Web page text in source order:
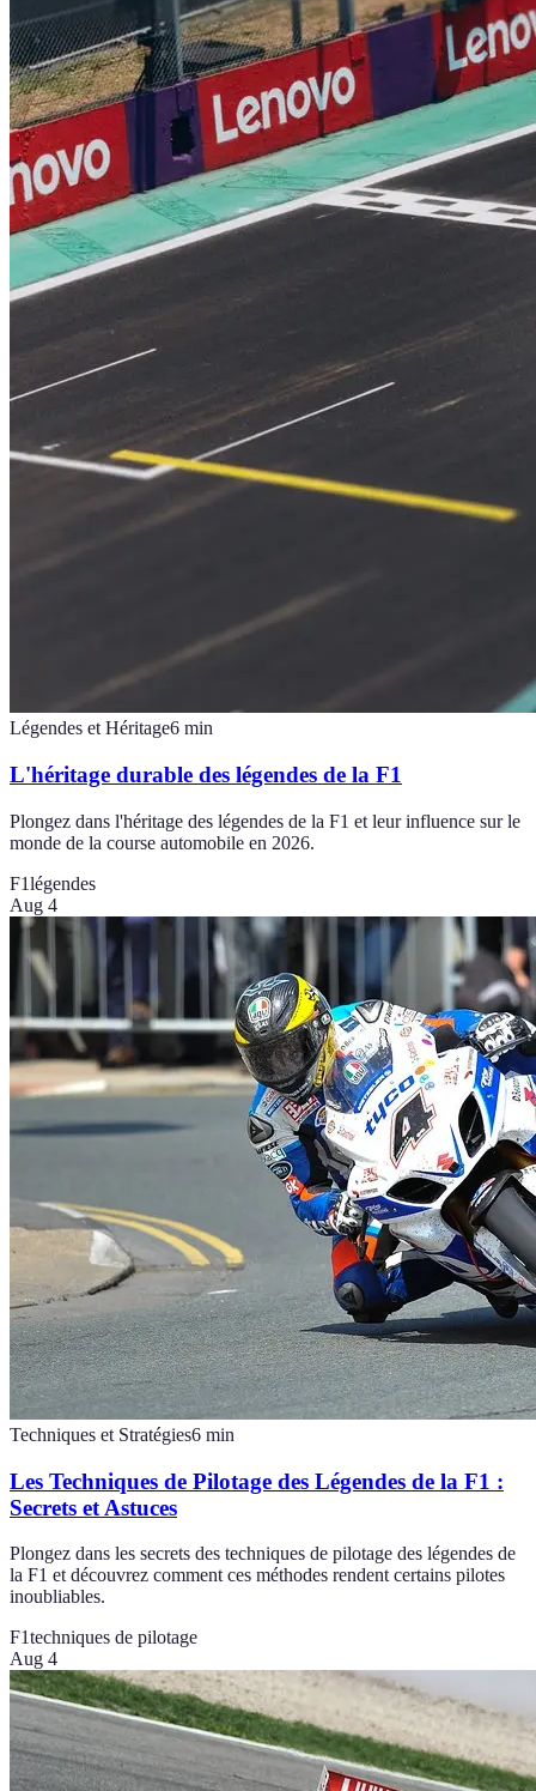
Légendes et Héritage6 min
L'héritage durable des légendes de la F1
Plongez dans l'héritage des légendes de la F1 et leur influence sur le
monde de la course automobile en 2026.
F1légendes
Aug 4
Techniques et Stratégies6 min
Les Techniques de Pilotage des Légendes de la F1 :
Secrets et Astuces
Plongez dans les secrets des techniques de pilotage des légendes de
la F1 et découvrez comment ces méthodes rendent certains pilotes
inoubliables.
F1techniques de pilotage
Aug 4